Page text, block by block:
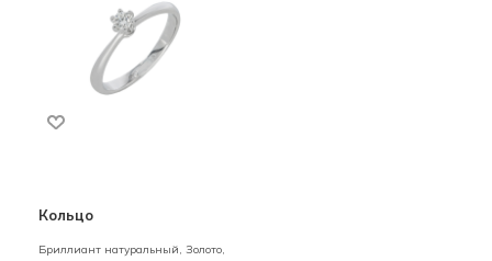
Кольцо
Бриллиант натуральный, Золото,